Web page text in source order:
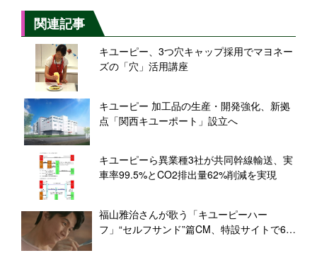
関連記事
キユーピー、3つ穴キャップ採用でマヨネー
ズの「穴」活用講座
キユーピー 加工品の生産・開発強化、新拠
点「関西キユーポート」設立へ
キユーピーら異業種3社が共同幹線輸送、実
車率99.5%とCO2排出量62%削減を実現
福山雅治さんが歌う「キユーピーハー
フ」“セルフサンド”篇CM、特設サイトで60